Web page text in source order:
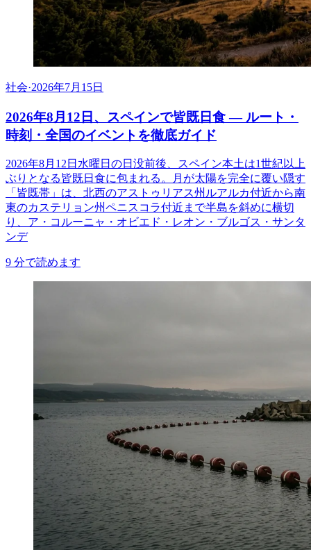
社会·2026年7月15日
2026年8月12日、スペインで皆既日食 ― ルート・
時刻・全国のイベントを徹底ガイド
2026年8月12日水曜日の日没前後、スペイン本土は1世紀以上
ぶりとなる皆既日食に包まれる。月が太陽を完全に覆い隠す
「皆既帯」は、北西のアストゥリアス州ルアルカ付近から南
東のカステリョン州ペニスコラ付近まで半島を斜めに横切
り、ア・コルーニャ・オビエド・レオン・ブルゴス・サンタ
ンデ
9 分で読めます